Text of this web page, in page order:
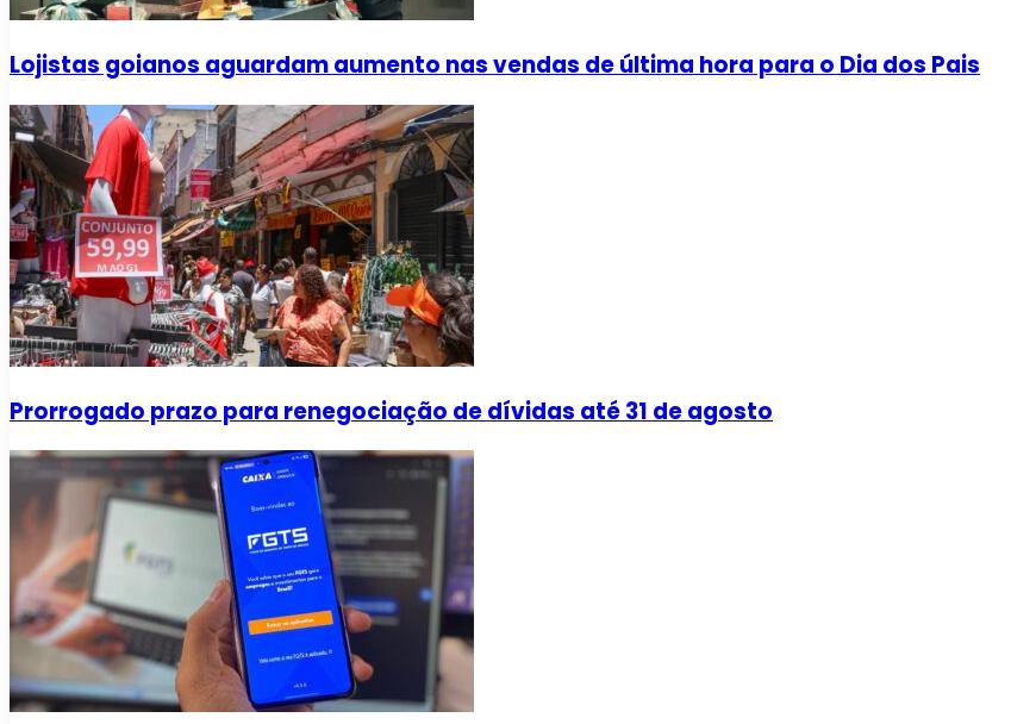
Lojistas goianos aguardam aumento nas vendas de última hora para o Dia dos Pais
Prorrogado prazo para renegociação de dívidas até 31 de agosto